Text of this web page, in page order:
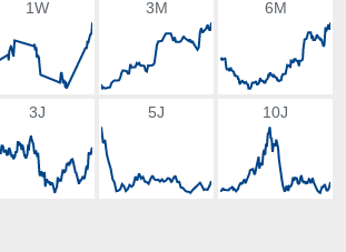
1W 3M 6M
3J 5J 10J